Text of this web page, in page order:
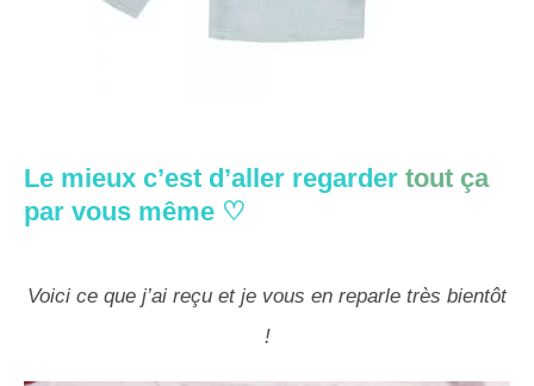
Le mieux c’est d’aller regarder tout ça
par vous même ♡
Voici ce que j’ai reçu et je vous en reparle très bientôt
!